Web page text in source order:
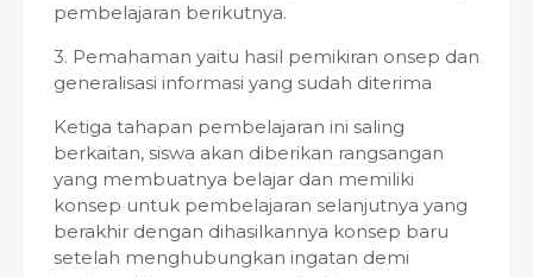
pembelajaran berikutnya.
3. Pemahaman yaitu hasil pemikiran onsep dan
generalisasi informasi yang sudah diterima
Ketiga tahapan pembelajaran ini saling
berkaitan, siswa akan diberikan rangsangan
yang membuatnya belajar dan memiliki
konsep untuk pembelajaran selanjutnya yang
berakhir dengan dihasilkannya konsep baru
setelah menghubungkan ingatan demi